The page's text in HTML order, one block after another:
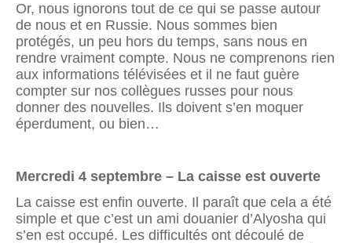
Or, nous ignorons tout de ce qui se passe autour
de nous et en Russie. Nous sommes bien
protégés, un peu hors du temps, sans nous en
rendre vraiment compte. Nous ne comprenons rien
aux informations télévisées et il ne faut guère
compter sur nos collègues russes pour nous
donner des nouvelles. Ils doivent s’en moquer
éperdument, ou bien…
Mercredi 4 septembre – La caisse est ouverte
La caisse est enfin ouverte. Il paraît que cela a été
simple et que c’est un ami douanier d’Alyosha qui
s’en est occupé. Les difficultés ont découlé de